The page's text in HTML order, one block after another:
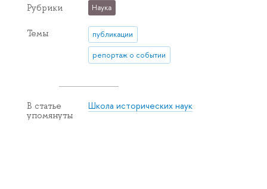
Рубрики Наука
Темы публикации
репортаж о событии
В статье
упомянуты
Школа исторических наук